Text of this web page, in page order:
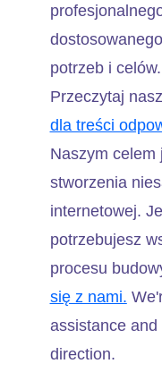
potrzeb i celów.
Przeczytaj
dla treści
Naszym celem
stworzenia
internetowej.
potrzebujesz
procesu
się z nami.
assistance
direction.